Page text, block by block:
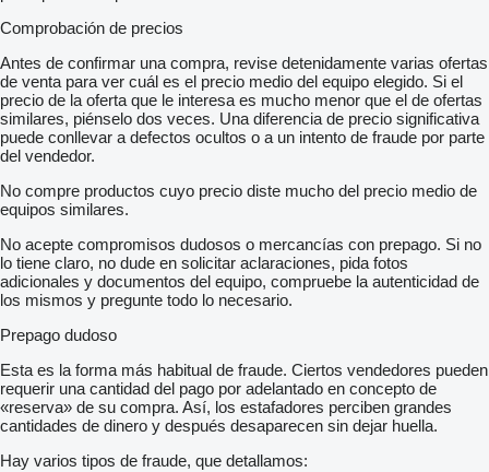
Comprobación de precios
Antes de confirmar una compra, revise detenidamente varias ofertas
de venta para ver cuál es el precio medio del equipo elegido. Si el
precio de la oferta que le interesa es mucho menor que el de ofertas
similares, piénselo dos veces. Una diferencia de precio significativa
puede conllevar a defectos ocultos o a un intento de fraude por parte
del vendedor.
No compre productos cuyo precio diste mucho del precio medio de
equipos similares.
No acepte compromisos dudosos o mercancías con prepago. Si no
lo tiene claro, no dude en solicitar aclaraciones, pida fotos
adicionales y documentos del equipo, compruebe la autenticidad de
los mismos y pregunte todo lo necesario.
Prepago dudoso
Esta es la forma más habitual de fraude. Ciertos vendedores pueden
requerir una cantidad del pago por adelantado en concepto de
«reserva» de su compra. Así, los estafadores perciben grandes
cantidades de dinero y después desaparecen sin dejar huella.
Hay varios tipos de fraude, que detallamos: